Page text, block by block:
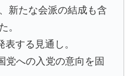
新たな会派の結成も含
する見通し。
党への入党の意向を固